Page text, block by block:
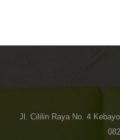
Jl. Cililin Raya No. 4